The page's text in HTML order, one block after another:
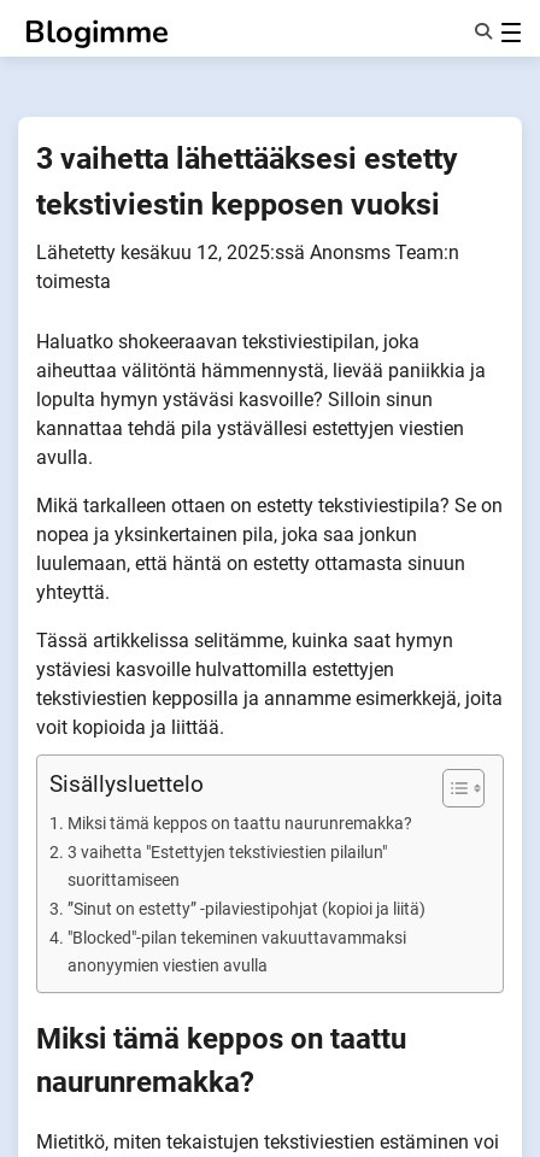
sisältöön
Blogimme
Tietoa Meistä
3 vaihetta lähettääksesi estetty
tekstiviestin kepposen vuoksi
Lähetetty kesäkuu 12, 2025:ssä Anonsms Team:n
toimesta
Haluatko shokeeraavan tekstiviestipilan, joka
aiheuttaa välitöntä hämmennystä, lievää paniikkia ja
lopulta hymyn ystäväsi kasvoille? Silloin sinun
kannattaa tehdä pila ystävällesi estettyjen viestien
avulla.
Mikä tarkalleen ottaen on estetty tekstiviestipila? Se on
nopea ja yksinkertainen pila, joka saa jonkun
luulemaan, että häntä on estetty ottamasta sinuun
yhteyttä.
Tässä artikkelissa selitämme, kuinka saat hymyn
ystäviesi kasvoille hulvattomilla estettyjen
tekstiviestien kepposilla ja annamme esimerkkejä, joita
voit kopioida ja liittää.
Sisällysluettelo
Miksi tämä keppos on taattu naurunremakka?
3 vaihetta "Estettyjen tekstiviestien pilailun"
suorittamiseen
”Sinut on estetty” -pilaviestipohjat (kopioi ja liitä)
"Blocked"-pilan tekeminen vakuuttavammaksi
anonyymien viestien avulla
Miksi tämä keppos on taattu
naurunremakka?
Mietitkö, miten tekaistujen tekstiviestien estäminen voi